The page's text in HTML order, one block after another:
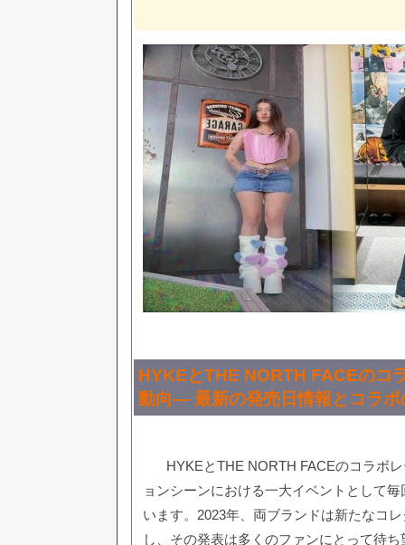
HYKEとTHE NORTH FACEのコ
動向— 最新の発売日情報とコラボ
HYKEとTHE NORTH FACEのコラボ
ョンシーンにおける一大イベントとして
います。2023年、両ブランドは新たなコ
し、その発表は多くのファンにとって待